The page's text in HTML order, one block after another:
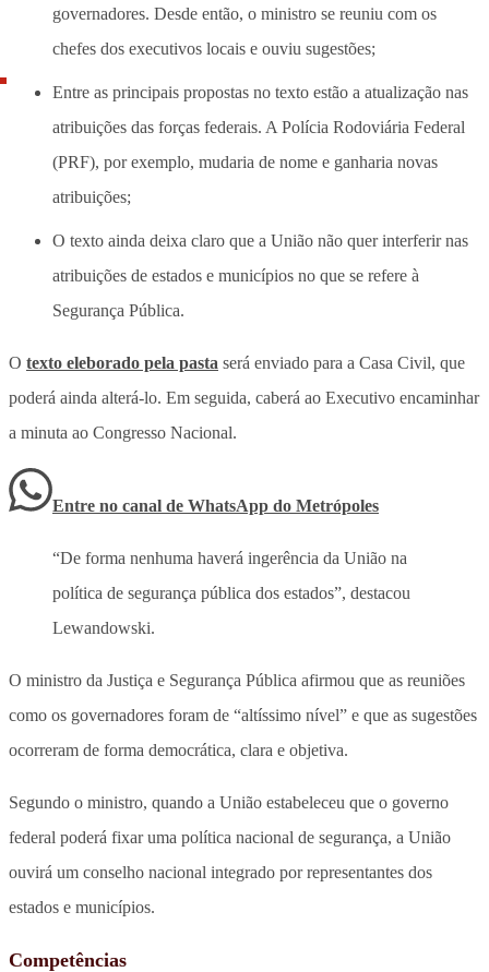
governadores. Desde então, o ministro se reuniu com os
chefes dos executivos locais e ouviu sugestões;
Entre as principais propostas no texto estão a atualização nas
atribuições das forças federais. A Polícia Rodoviária Federal
(PRF), por exemplo, mudaria de nome e ganharia novas
atribuições;
O texto ainda deixa claro que a União não quer interferir nas
atribuições de estados e municípios no que se refere à
Segurança Pública.
O texto eleborado pela pasta será enviado para a Casa Civil, que
poderá ainda alterá-lo. Em seguida, caberá ao Executivo encaminhar
a minuta ao Congresso Nacional.
Entre no canal de WhatsApp do Metrópoles
“De forma nenhuma haverá ingerência da União na
política de segurança pública dos estados”, destacou
Lewandowski.
O ministro da Justiça e Segurança Pública afirmou que as reuniões
como os governadores foram de “altíssimo nível” e que as sugestões
ocorreram de forma democrática, clara e objetiva.
Segundo o ministro, quando a União estabeleceu que o governo
federal poderá fixar uma política nacional de segurança, a União
ouvirá um conselho nacional integrado por representantes dos
estados e municípios.
Competências